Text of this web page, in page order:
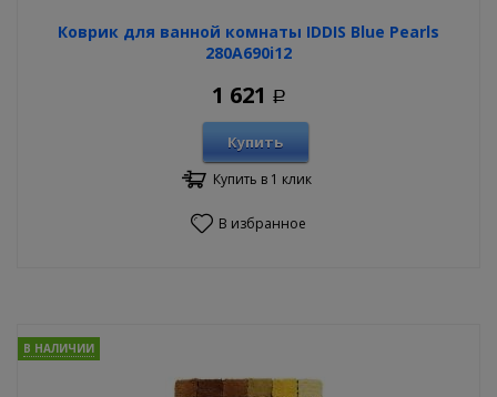
Коврик для ванной комнаты IDDIS Blue Pearls
280A690i12
1 621 Р
Купить
Купить в 1 клик
В избранное
В НАЛИЧИИ